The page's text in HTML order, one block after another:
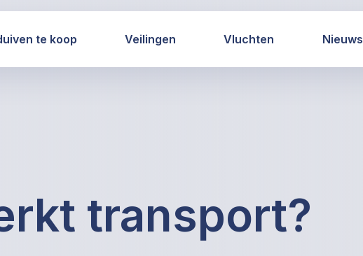
te koop Veilingen Vluchten Nieuws
transport?